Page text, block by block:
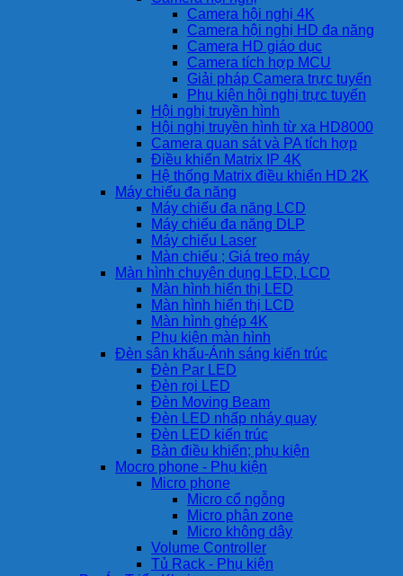
Camera hội nghị 4K
Camera hội nghị HD đa năng
Camera HD giáo dục
Camera tích hợp MCU
Giải pháp Camera trực tuyến
Phụ kiện hội nghị trực tuyến
Hội nghị truyền hình
Hội nghị truyền hình từ xa HD8000
Camera quan sát và PA tích hợp
Điều khiển Matrix IP 4K
Hệ thống Matrix điều khiển HD 2K
Máy chiếu đa năng
Máy chiếu đa năng LCD
Máy chiếu đa năng DLP
Máy chiếu Laser
Màn chiếu ; Giá treo máy
Màn hình chuyên dụng LED, LCD
Màn hình hiển thị LED
Màn hình hiển thị LCD
Màn hình ghép 4K
Phụ kiện màn hình
Đèn sân khấu-Ánh sáng kiến trúc
Đèn Par LED
Đèn rọi LED
Đèn Moving Beam
Đèn LED nhấp nháy quay
Đèn LED kiến trúc
Bàn điều khiển; phụ kiện
Mocro phone - Phụ kiện
Micro phone
Micro cổ ngỗng
Micro phân zone
Micro không dây
Volume Controller
Tủ Rack - Phụ kiện